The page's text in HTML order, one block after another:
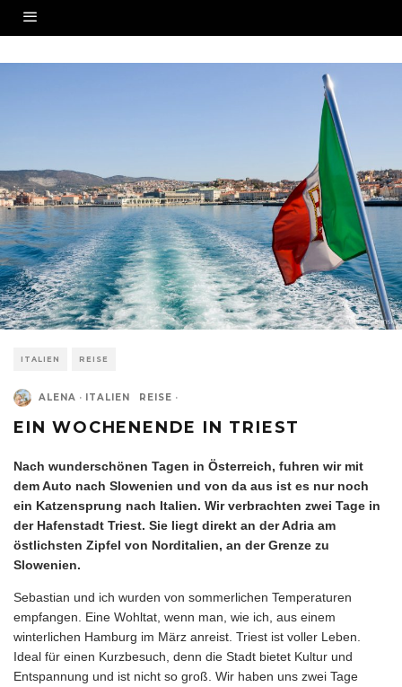
ITALIEN REISE
ALENA · ITALIEN REISE ·
EIN WOCHENENDE IN TRIEST
Nach wunderschönen Tagen in Österreich, fuhren wir mit
dem Auto nach Slowenien und von da aus ist es nur noch
ein Katzensprung nach Italien. Wir verbrachten zwei Tage in
der Hafenstadt Triest. Sie liegt direkt an der Adria am
östlichsten Zipfel von Norditalien, an der Grenze zu
Slowenien.
Sebastian und ich wurden von sommerlichen Temperaturen
empfangen. Eine Wohltat, wenn man, wie ich, aus einem
winterlichen Hamburg im März anreist. Triest ist voller Leben.
Ideal für einen Kurzbesuch, denn die Stadt bietet Kultur und
Entspannung und ist nicht so groß. Wir haben uns zwei Tage